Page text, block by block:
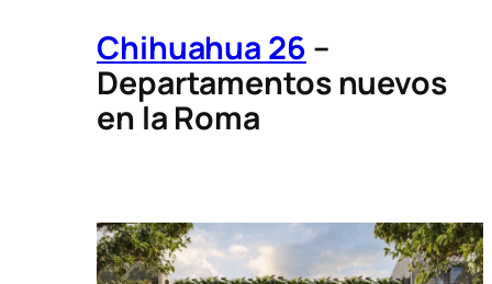
Chihuahua 26 –
Departamentos nuevos
en la Roma